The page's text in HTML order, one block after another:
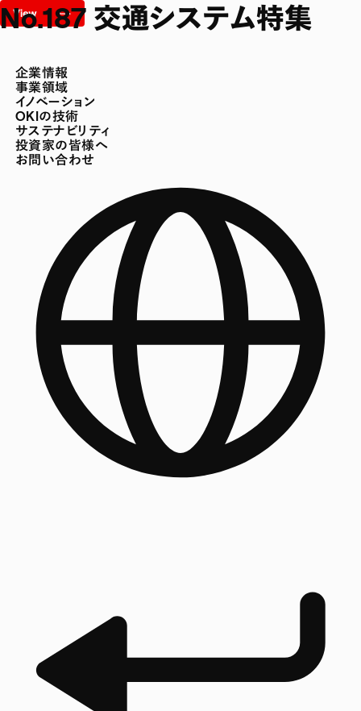
企業情報
事業領域
イノベーション
OKIの技術
サステナビリティ
投資家の皆様へ
お問い合わせ
No.187 交通システム特集